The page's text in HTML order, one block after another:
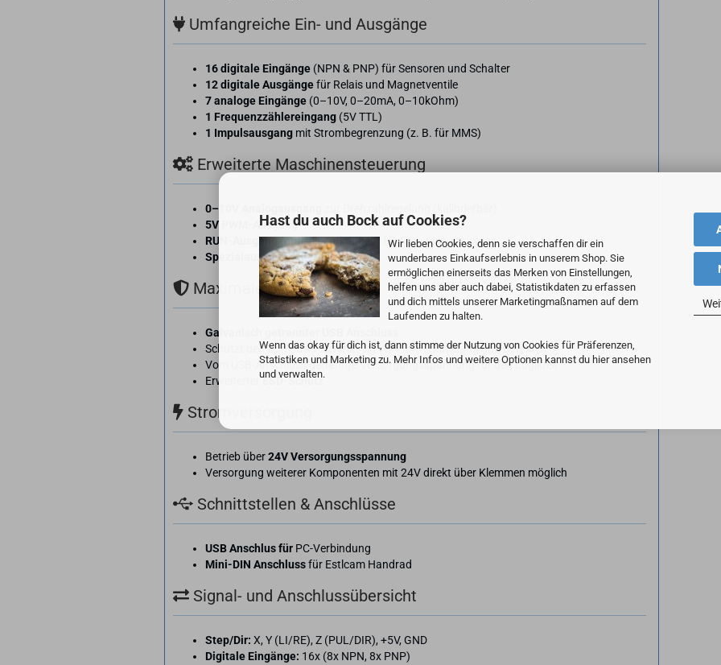
Hast du auch Bock auf Cookies?
Wir lieben Cookies, denn sie verschaffen dir ein
wunderbares Einkaufserlebnis in unserem Shop. Sie
ermöglichen einerseits das Merken von Einstellungen,
helfen uns aber auch dabei, Statistikdaten zu erfassen
und dich mittels unserer Marketingmaßnamen auf dem
Laufenden zu halten.
Wenn das okay für dich ist, dann stimme der Nutzung von Cookies für Präferenzen,
Statistiken und Marketing zu. Mehr Infos und weitere Optionen kannst du hier ansehen
und verwalten.
Umfangreiche Ein- und Ausgänge
16 digitale Eingänge (NPN & PNP) für Sensoren und Schalter
12 digitale Ausgängefür Relais und Magnetventile
7 analoge Eingänge (0–10V, 0–20mA, 0–10kOhm)
1 Frequenzzählereingang (5V TTL)
1 Impulsausgang mit Strombegrenzung (z. B. für MMS)
Erweiterte Maschinensteuerung
0–10V Analogausgang
5V PWM-Ausgang
RUN-Ausgang(optisch entkoppelt) für Frequenzumrichter
Spezialausgangfür Fräsmotor
Maximale Sicherheit
Galvanisch getrennter USB Anschluss
Schützt den Computer zuverlässig vor Fehlverkabelung und Defekten
Vom USB-Anschluss getrennte Versorgungsspannung für den Logikteil
ErweiterterESD-Schutz
Stromversorgung
Betrieb über24V Versorgungsspannung
Versorgung weiterer Komponenten mit 24V direkt über Klemmen möglich
Schnittstellen & Anschlüsse
USB Anschlus für PC-Verbindung
Mini-DIN Anschlussfür Estlcam Handrad
Signal- und Anschlussübersicht
Step/Dir: X, Y (LI/RE), Z (PUL/DIR), +5V, GND
Digitale Eingänge: 16x (8x NPN, 8x PNP)